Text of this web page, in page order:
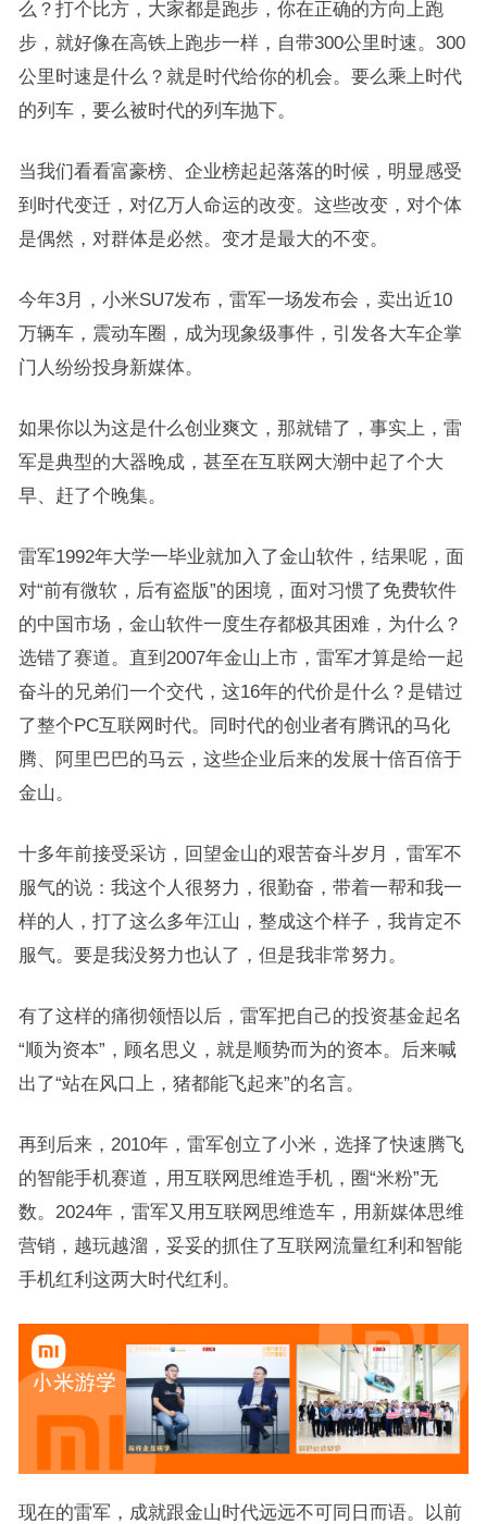
么？打个比方，大家都是跑步，你在正确的方向上跑
步，就好像在高铁上跑步一样，自带300公里时速。300
公里时速是什么？就是时代给你的机会。要么乘上时代
的列车，要么被时代的列车抛下。
当我们看看富豪榜、企业榜起起落落的时候，明显感受
到时代变迁，对亿万人命运的改变。这些改变，对个体
是偶然，对群体是必然。变才是最大的不变。
今年3月，小米SU7发布，雷军一场发布会，卖出近10
万辆车，震动车圈，成为现象级事件，引发各大车企掌
门人纷纷投身新媒体。
如果你以为这是什么创业爽文，那就错了，事实上，雷
军是典型的大器晚成，甚至在互联网大潮中起了个大
早、赶了个晚集。
雷军1992年大学一毕业就加入了金山软件，结果呢，面
对“前有微软，后有盗版”的困境，面对习惯了免费软件
的中国市场，金山软件一度生存都极其困难，为什么？
选错了赛道。直到2007年金山上市，雷军才算是给一起
奋斗的兄弟们一个交代，这16年的代价是什么？是错过
了整个PC互联网时代。同时代的创业者有腾讯的马化
腾、阿里巴巴的马云，这些企业后来的发展十倍百倍于
金山。
十多年前接受采访，回望金山的艰苦奋斗岁月，雷军不
服气的说：我这个人很努力，很勤奋，带着一帮和我一
样的人，打了这么多年江山，整成这个样子，我肯定不
服气。要是我没努力也认了，但是我非常努力。
有了这样的痛彻领悟以后，雷军把自己的投资基金起名
“顺为资本”，顾名思义，就是顺势而为的资本。后来喊
出了“站在风口上，猪都能飞起来”的名言。
再到后来，2010年，雷军创立了小米，选择了快速腾飞
的智能手机赛道，用互联网思维造手机，圈“米粉”无
数。2024年，雷军又用互联网思维造车，用新媒体思维
营销，越玩越溜，妥妥的抓住了互联网流量红利和智能
手机红利这两大时代红利。
现在的雷军，成就跟金山时代远远不可同日而语。以前